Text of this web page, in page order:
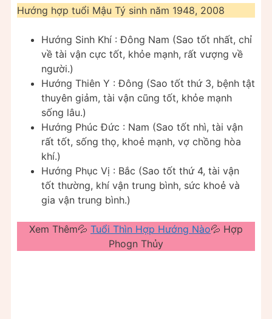
Hướng hợp tuổi Mậu Tý sinh năm 1948, 2008
Hướng Sinh Khí : Đông Nam (Sao tốt nhất, chỉ
về tài vận cực tốt, khỏe mạnh, rất vượng về
người.)
Hướng Thiên Y : Đông (Sao tốt thứ 3, bệnh tật
thuyên giảm, tài vận cũng tốt, khỏe mạnh
sống lâu.)
Hướng Phúc Đức : Nam (Sao tốt nhì, tài vận
rất tốt, sống thọ, khoẻ mạnh, vợ chồng hòa
khí.)
Hướng Phục Vị : Bắc (Sao tốt thứ 4, tài vận
tốt thường, khí vận trung bình, sức khoẻ và
gia vận trung bình.)
Xem Thêm💦 Tuổi Thìn Hợp Hướng Nào💦 Hợp
Phogn Thủy